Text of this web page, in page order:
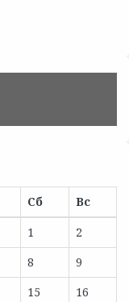
Сб
Вс
1
2
8
9
15 16